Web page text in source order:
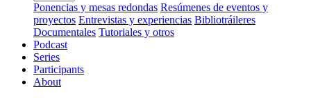
Ponencias y mesas redondas Resúmenes de eventos y
proyectos Entrevistas y experiencias Bibliotráileres
Documentales Tutoriales y otros
Podcast
Series
Participants
About